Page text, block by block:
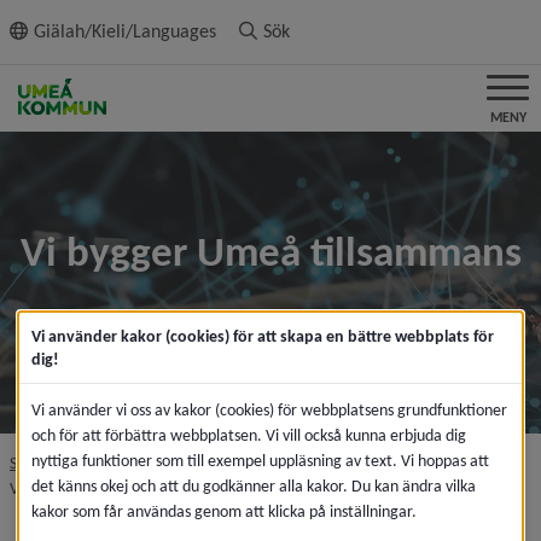
innehållet
Giälah/Kieli/Languages Sök
MENY
Vi bygger Umeå tillsammans
Startsida Kommun och politiknivå i brödsmulenavigeringen
Kommunens organisationnivå i
Vi bygger Umeå tillsammansnivå i brödsmulenavigeringen
Vi använder kakor (cookies) för att skapa en bättre webbplats för
dig!
Vi använder vi oss av kakor (cookies) för webbplatsens grundfunktioner
och för att förbättra webbplatsen. Vi vill också kunna erbjuda dig
nyttiga funktioner som till exempel uppläsning av text. Vi hoppas att
det känns okej och att du godkänner alla kakor. Du kan ändra vilka
kakor som får användas genom att klicka på inställningar.